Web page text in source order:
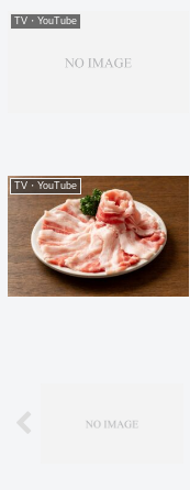
TV・YouTube
TV・YouTube